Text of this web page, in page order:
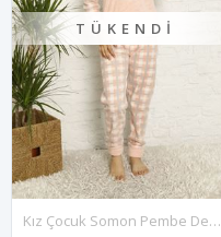
TÜKENDI
Kız Çocuk Somon Pembe Desenli Kışlık Polar Pijama Takımı 13F-20046-1